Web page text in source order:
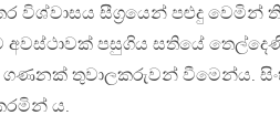
විශ්වාසය සීග්‍රයෙන් පළුදු වෙමින්
අවස්ථාවක් පසුගිය සතියේ
ගණනක් තුවාලකරුවන් වීමෙන්ය.
ය.